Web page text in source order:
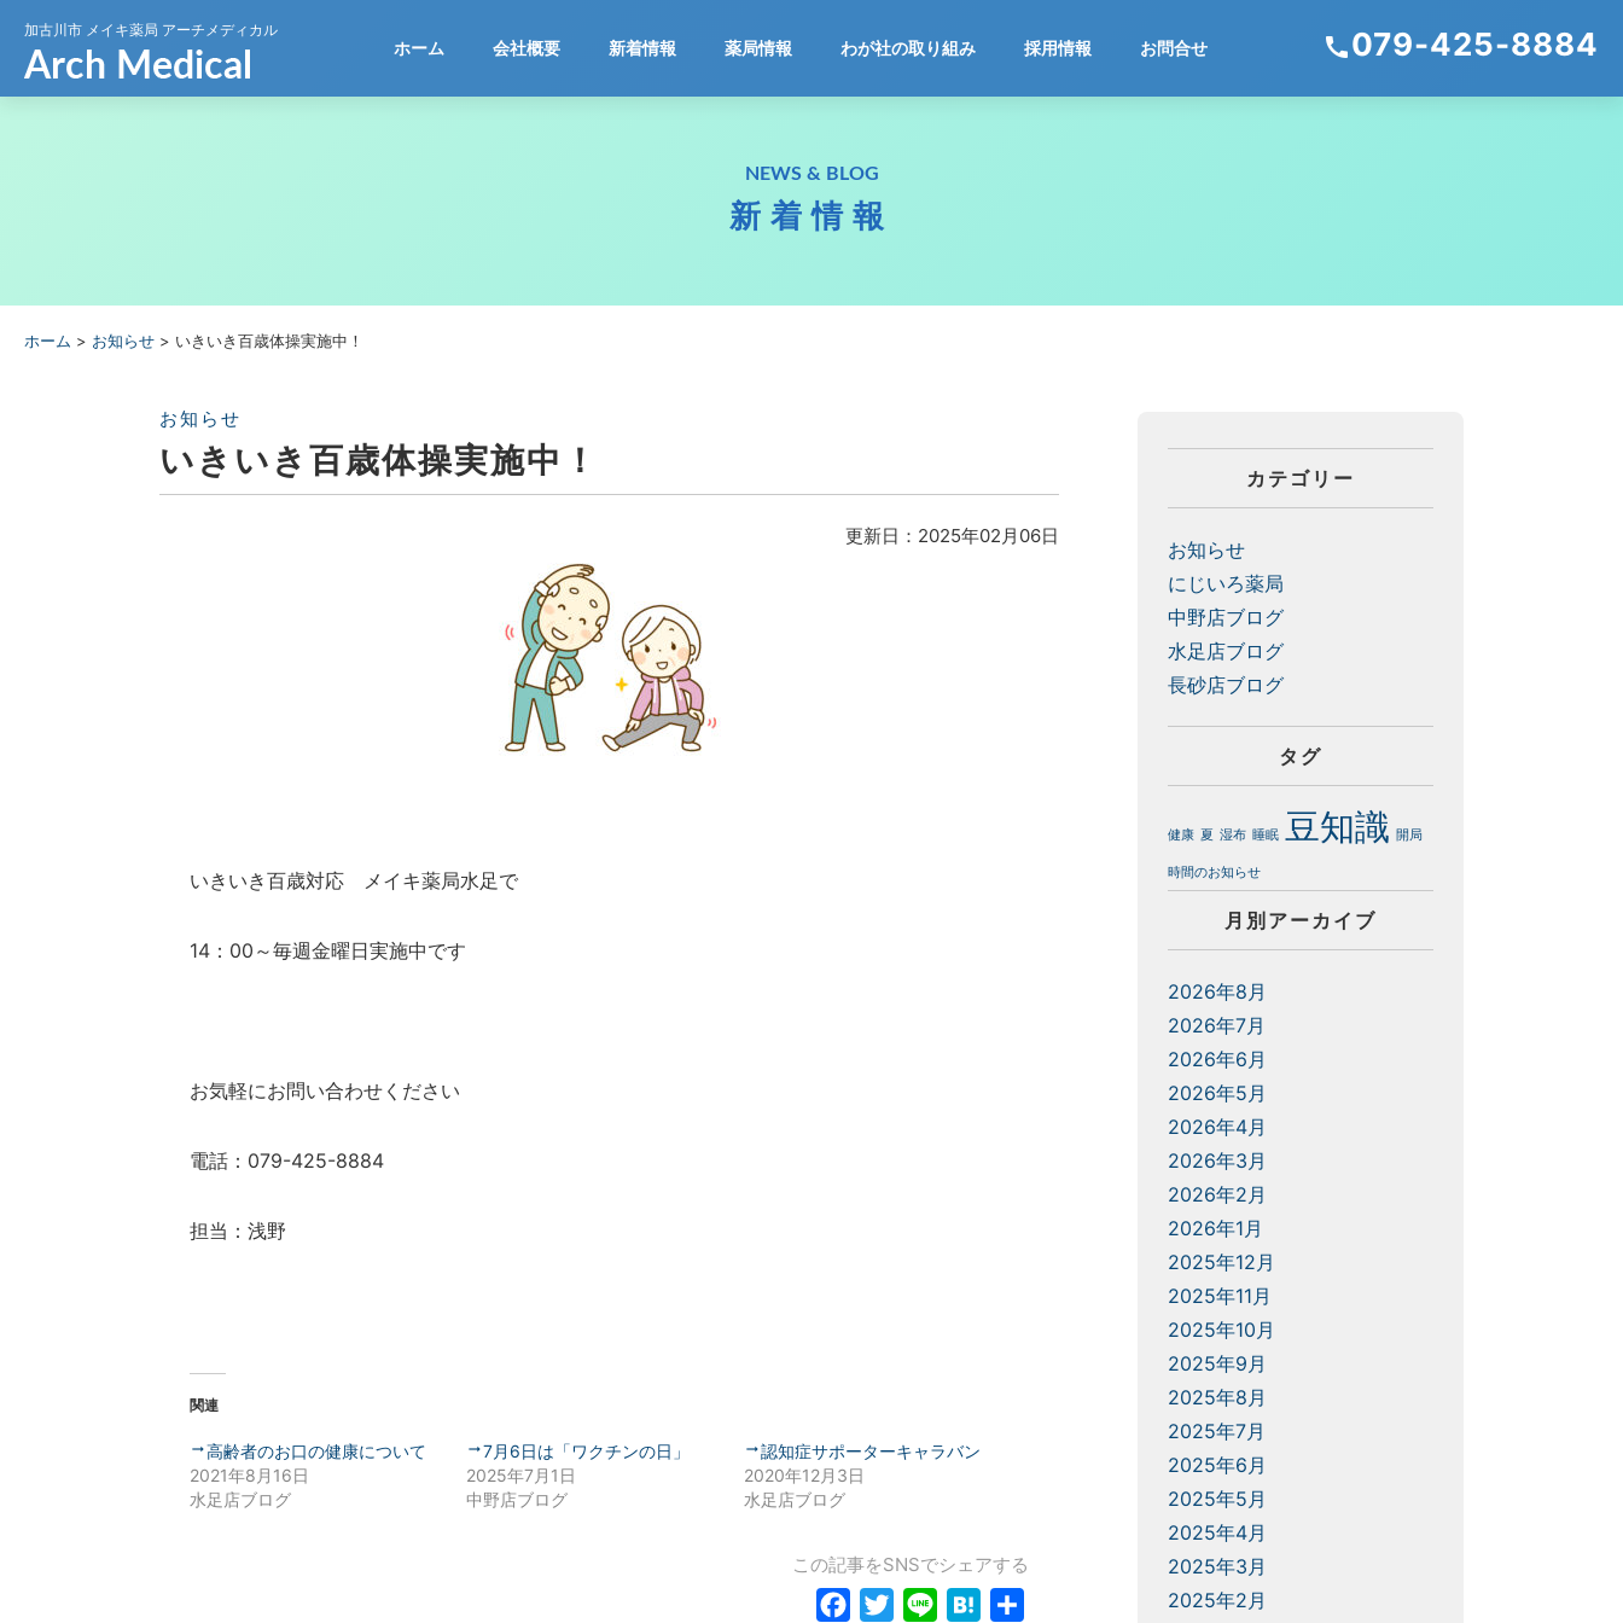
加古川市 メイキ薬局 アーチメディカル
ホーム 会社概要 新着情報 薬局情報 わが社の取り組み 採用情報 お問合せ call079-425-8884
ホーム
新着情報
NEWS & BLOG
新着情報
ホーム > お知らせ > いきいき百歳体操実施中！
お知らせ
いきいき百歳体操実施中！
更新日：2025年02月06日
いきいき百歳対応 メイキ薬局水足で
14：00～毎週金曜日実施中です
お気軽にお問い合わせください
電話：079-425-8884
担当：浅野
関連
高齢者のお口の健康について
2021年8月16日
水足店ブログ
7月6日は「ワクチンの日」
2025年7月1日
中野店ブログ
認知症サポーターキャラバン
2020年12月3日
水足店ブログ
この記事をSNSでシェアする
FacebookTwitterLine Hatena
カテゴリー
お知らせ
にじいろ薬局
中野店ブログ
水足店ブログ
長砂店ブログ
タグ
健康 夏 湿布 睡眠 豆知識 開局
時間のお知らせ
月別アーカイブ
2026年8月
2026年7月
2026年6月
2026年5月
2026年4月
2026年3月
2026年2月
2026年1月
2025年12月
2025年11月
2025年10月
2025年9月
2025年8月
2025年7月
2025年6月
2025年5月
2025年4月
2025年3月
2025年2月